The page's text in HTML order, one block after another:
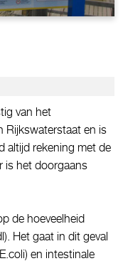
van het
Rijkswaterstaat en is
altijd rekening met de
is het doorgaans
de hoeveelheid
Het gaat in dit geval
en intestinale